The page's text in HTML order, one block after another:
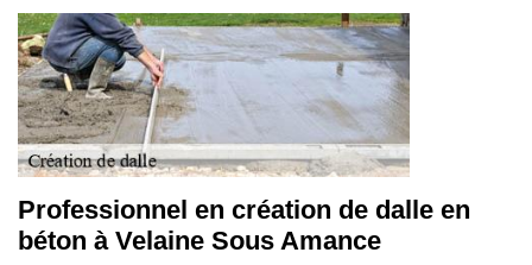
Professionnel en création de dalle en
béton à Velaine Sous Amance